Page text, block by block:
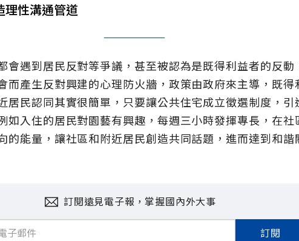
理性溝通管道
會遇到居民反對等爭議，甚至被認為是既得利益者的反動
而產生反對興建的心理防火牆，政策由政府來主導，既得
居民認同其實很簡單，只要讓公共住宅成立徵選制度，引
如入住的居民對園藝有興趣，每週三小時發揮專長，在社
的能量，讓社區和附近居民創造共同話題，進而達到和諧
訂閱遠見電子報，掌握國內外大事
訂閱